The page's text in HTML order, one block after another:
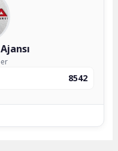
8542